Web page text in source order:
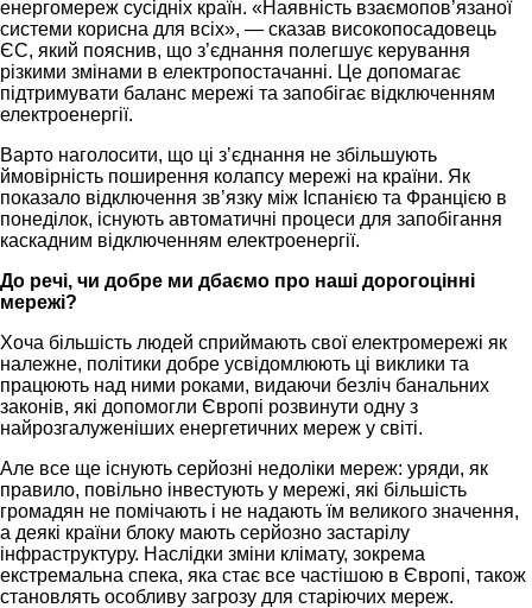
енергомереж сусідніх країн. «Наявність взаємопов’язаної
системи корисна для всіх», — сказав високопосадовець
ЄС, який пояснив, що з’єднання полегшує керування
різкими змінами в електропостачанні. Це допомагає
підтримувати баланс мережі та запобігає відключенням
електроенергії.
Варто наголосити, що ці з’єднання не збільшують
ймовірність поширення колапсу мережі на країни. Як
показало відключення зв’язку між Іспанією та Францією в
понеділок, існують автоматичні процеси для запобігання
каскадним відключенням електроенергії.
До речі, чи добре ми дбаємо про наші дорогоцінні
мережі?
Хоча більшість людей сприймають свої електромережі як
належне, політики добре усвідомлюють ці виклики та
працюють над ними роками, видаючи безліч банальних
законів, які допомогли Європі розвинути одну з
найрозгалуженіших енергетичних мереж у світі.
Але все ще існують серйозні недоліки мереж: уряди, як
правило, повільно інвестують у мережі, які більшість
громадян не помічають і не надають їм великого значення,
а деякі країни блоку мають серйозно застарілу
інфраструктуру. Наслідки зміни клімату, зокрема
екстремальна спека, яка стає все частішою в Європі, також
становлять особливу загрозу для старіючих мереж.